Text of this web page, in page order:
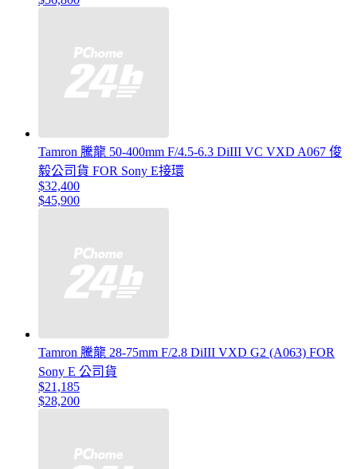
Tamron 騰龍 50-400mm F/4.5-6.3 DiIII VC VXD A067 俊
毅公司貨 FOR Sony E接環
$32,400
$45,900
Tamron 騰龍 28-75mm F/2.8 DiIII VXD G2 (A063) FOR
Sony E 公司貨
$21,185
$28,200